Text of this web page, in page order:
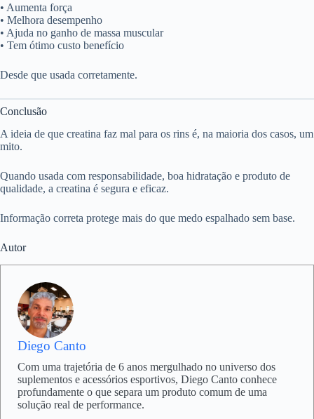
• Aumenta força
• Melhora desempenho
• Ajuda no ganho de massa muscular
• Tem ótimo custo benefício
Desde que usada corretamente.
Conclusão
A ideia de que creatina faz mal para os rins é, na maioria dos casos, um
mito.
Quando usada com responsabilidade, boa hidratação e produto de
qualidade, a creatina é segura e eficaz.
Informação correta protege mais do que medo espalhado sem base.
Autor
Diego Canto
Com uma trajetória de 6 anos mergulhado no universo dos
suplementos e acessórios esportivos, Diego Canto conhece
profundamente o que separa um produto comum de uma
solução real de performance.